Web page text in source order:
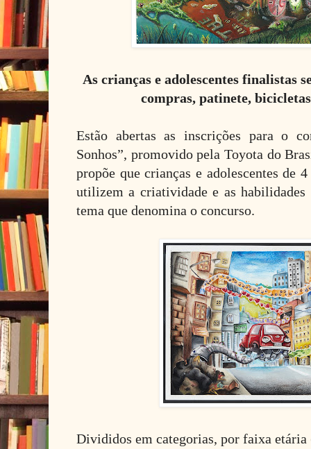
As crianças e adolescentes finalistas
compras, patinete,
Estão abertas as inscrições para o
Sonhos”, promovido pela Toyota do
propõe que crianças e adolescentes de
utilizem a criatividade e as habilidades
tema que denomina o concurso.
Divididos em categorias, por faixa etária